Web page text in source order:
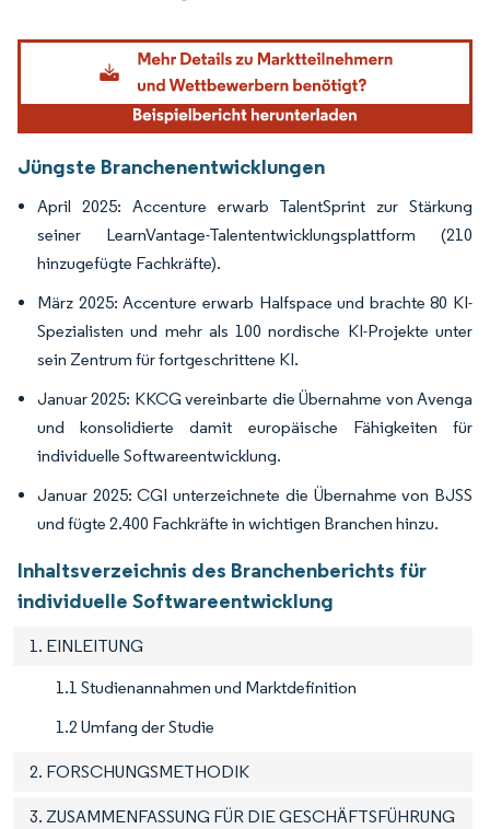
Bild © Mordor Intelligence. Wiederverwendung erfordert Namensnennung gemäß
Jüngste Branchenentwicklungen
April 2025: Accenture erwarb TalentSprint zur Stärkung
seiner LearnVantage-Talententwicklungsplattform (210
hinzugefügte Fachkräfte).
März 2025: Accenture erwarb Halfspace und brachte 80 KI-
Spezialisten und mehr als 100 nordische KI-Projekte unter
sein Zentrum für fortgeschrittene KI.
Januar 2025: KKCG vereinbarte die Übernahme von Avenga
und konsolidierte damit europäische Fähigkeiten für
individuelle Softwareentwicklung.
Januar 2025: CGI unterzeichnete die Übernahme von BJSS
und fügte 2.400 Fachkräfte in wichtigen Branchen hinzu.
Inhaltsverzeichnis des Branchenberichts für
individuelle Softwareentwicklung
1. EINLEITUNG
1.1 Studienannahmen und Marktdefinition
1.2 Umfang der Studie
2. FORSCHUNGSMETHODIK
3. ZUSAMMENFASSUNG FÜR DIE GESCHÄFTSFÜHRUNG